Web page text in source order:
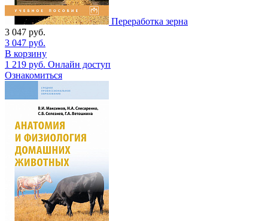
Переработка зерна
3 047 руб.
3 047 руб.
В корзину
1 219 руб. Онлайн доступ
Ознакомиться